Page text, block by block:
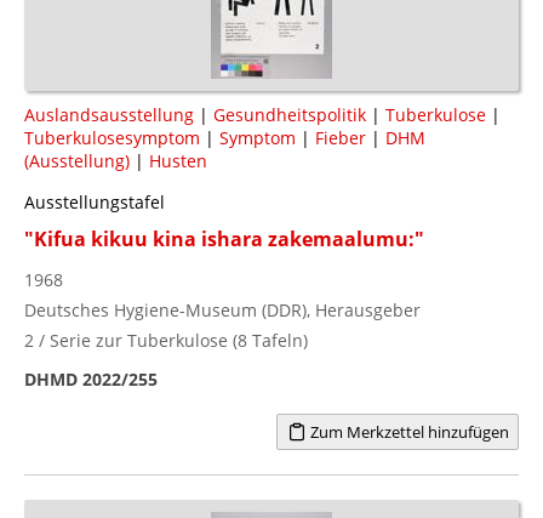
Auslandsausstellung | Gesundheitspolitik | Tuberkulose |
Tuberkulosesymptom | Symptom | Fieber | DHM
(Ausstellung) | Husten
Ausstellungstafel
"Kifua kikuu kina ishara zakemaalumu:"
1968
Deutsches Hygiene-Museum (DDR), Herausgeber
2 / Serie zur Tuberkulose (8 Tafeln)
DHMD 2022/255
Zum Merkzettel hinzufügen